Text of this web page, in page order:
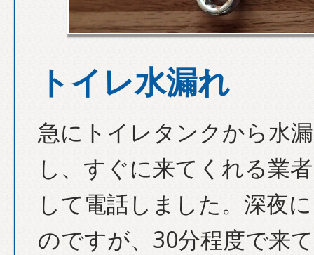
トイレ水漏れ
急にトイレタンクから水
し、すぐに来てくれる業
して電話しました。深夜
のですが、30分程度で来